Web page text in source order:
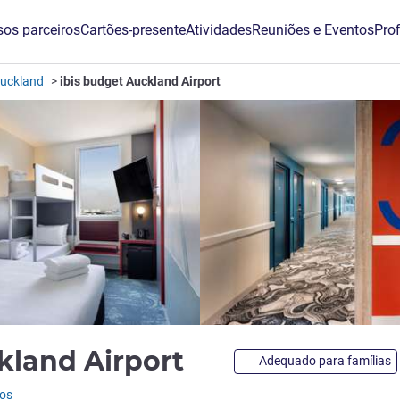
parceirosCartões-presenteAtividadesReuniões e Eventos
ibis budget Auckland Airport
Airport 3 estrelas
Adequado para famílias